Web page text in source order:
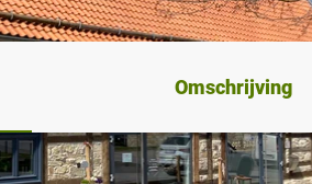
Omschrijving